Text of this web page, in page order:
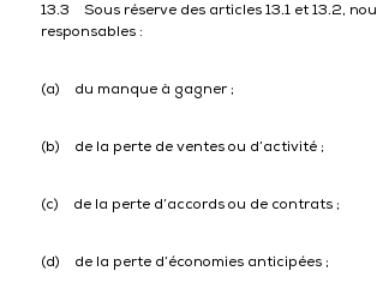
13.3 Sous réserve des articles 13.1 et 13.2,
responsables :
(a) du manque à gagner ;
(b) de la perte de ventes ou d’activité ;
(c) de la perte d’accords ou de contrats ;
(d) de la perte d’économies anticipées ;